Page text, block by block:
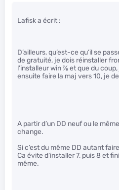
Lafisk a écrit :
D’ailleurs, qu’est-ce qu’il se
de gratuité, je dois réinstaller
l’installeur win7⁄8et que du
ensuite faire la maj vers 10, je
A partir d’un DD neuf ou le
change.
Si c’est du même DD autant
Ca évite d’installer 7, puis 8 et
même.